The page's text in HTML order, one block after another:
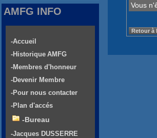
Vous
Retour à
AMFG INFO
-Accueil
-Historique AMFG
-Membres d'honneur
-Devenir Membre
-Pour nous contacter
-Plan d'accés
-Bureau
-Jacques DUSSERRE